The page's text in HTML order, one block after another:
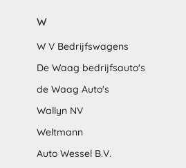
W
W V Bedrijfswagens
De Waag bedrijfsauto's
de Waag Auto's
Wallyn NV
Weltmann
Auto Wessel B.V.